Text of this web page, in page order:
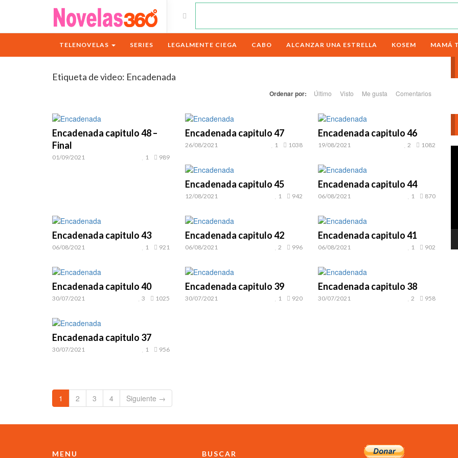
TELENOVELAS SERIES LEGALMENTE CIEGA CABO ALCANZAR UNA ESTRELLA KOSEM MAMÁ
Etiqueta de video: Encadenada
Ordenar por: Último Visto Me gusta Comentarios
Encadenada capitulo 48 –
Final
01/09/2021 989
1
Encadenada capitulo 47
26/08/2021 1038
1
Encadenada capitulo 46
19/08/2021 1082
2
Encadenada capitulo 45
12/08/2021 942
1
Encadenada capitulo 44
06/08/2021 870
1
Encadenada capitulo 43
06/08/2021 921
1
Encadenada capitulo 42
06/08/2021 996
2
Encadenada capitulo 41
06/08/2021 902
1
Encadenada capitulo 40
30/07/2021 1025
3
Encadenada capitulo 39
30/07/2021 920
1
Encadenada capitulo 38
30/07/2021 958
2
Encadenada capitulo 37
30/07/2021 956
1
1 2 3 4 Siguiente →
MENU BUSCAR